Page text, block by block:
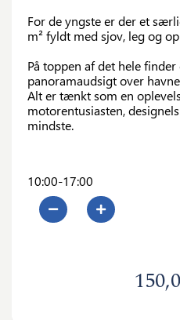
For de yngste er der et
m² fyldt med sjov, leg og
På toppen af det hele
panoramaudsigt over
Alt er tænkt som en
motorentusiasten,
mindste.
10:00-17:00